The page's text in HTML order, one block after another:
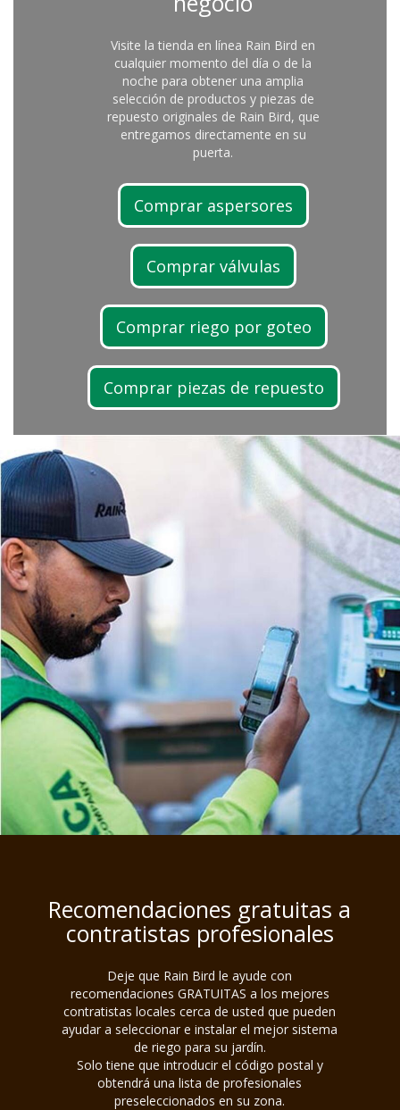
Visite la tienda en línea Rain Bird en
cualquier momento del día o de la
noche para obtener una amplia
selección de productos y piezas de
repuesto originales de Rain Bird, que
entregamos directamente en su
puerta.
Comprar aspersores
Comprar válvulas
Comprar riego por goteo
Comprar piezas de repuesto
Recomendaciones gratuitas a
contratistas profesionales
Deje que Rain Bird le ayude con
recomendaciones GRATUITAS a los mejores
contratistas locales cerca de usted que pueden
ayudar a seleccionar e instalar el mejor sistema
de riego para su jardín.
Solo tiene que introducir el código postal y
obtendrá una lista de profesionales
preseleccionados en su zona.